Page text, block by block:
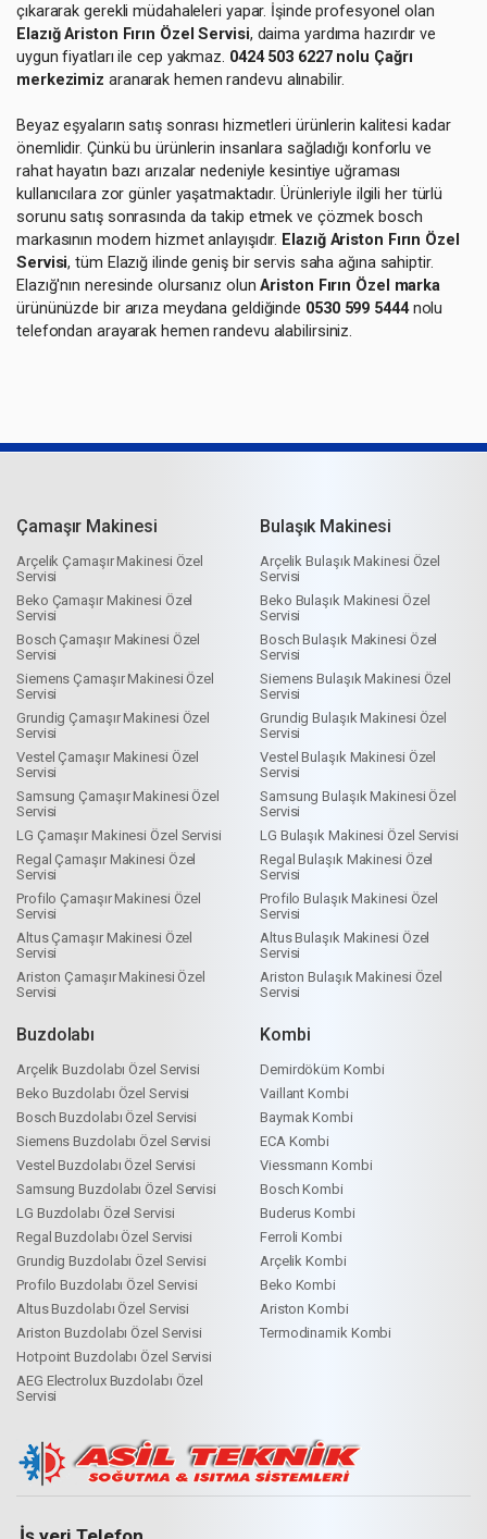
çıkararak gerekli müdahaleleri yapar. İşinde profesyonel olan
Elazığ Ariston Fırın Özel Servisi, daima yardıma hazırdır ve
uygun fiyatları ile cep yakmaz. 0424 503 6227 nolu Çağrı
merkezimiz aranarak hemen randevu alınabilir.
Beyaz eşyaların satış sonrası hizmetleri ürünlerin kalitesi kadar
önemlidir. Çünkü bu ürünlerin insanlara sağladığı konforlu ve
rahat hayatın bazı arızalar nedeniyle kesintiye uğraması
kullanıcılara zor günler yaşatmaktadır. Ürünleriyle ilgili her türlü
sorunu satış sonrasında da takip etmek ve çözmek bosch
markasının modern hizmet anlayışıdır. Elazığ Ariston Fırın Özel
Servisi, tüm Elazığ ilinde geniş bir servis saha ağına sahiptir.
Elazığ'nın neresinde olursanız olunAriston Fırın Özel marka
ürününüzde bir arıza meydana geldiğinde 0530 599 5444nolu
telefondan arayarak hemen randevu alabilirsiniz.
Çamaşır Makinesi
Arçelik Çamaşır Makinesi Özel
Servisi
Beko Çamaşır Makinesi Özel
Servisi
Bosch Çamaşır Makinesi Özel
Servisi
Siemens Çamaşır Makinesi Özel
Servisi
Grundig Çamaşır Makinesi Özel
Servisi
Vestel Çamaşır Makinesi Özel
Servisi
Samsung Çamaşır Makinesi Özel
Servisi
LG Çamaşır Makinesi Özel Servisi
Regal Çamaşır Makinesi Özel
Servisi
Profilo Çamaşır Makinesi Özel
Servisi
Altus Çamaşır Makinesi Özel
Servisi
Ariston Çamaşır Makinesi Özel
Servisi
Bulaşık Makinesi
Arçelik Bulaşık Makinesi Özel
Servisi
Beko Bulaşık Makinesi Özel
Servisi
Bosch Bulaşık Makinesi Özel
Servisi
Siemens Bulaşık Makinesi Özel
Servisi
Grundig Bulaşık Makinesi Özel
Servisi
Vestel Bulaşık Makinesi Özel
Servisi
Samsung Bulaşık Makinesi Özel
Servisi
LG Bulaşık Makinesi Özel Servisi
Regal Bulaşık Makinesi Özel
Servisi
Profilo Bulaşık Makinesi Özel
Servisi
Altus Bulaşık Makinesi Özel
Servisi
Ariston Bulaşık Makinesi Özel
Servisi
Buzdolabı
Arçelik Buzdolabı Özel Servisi
Beko Buzdolabı Özel Servisi
Bosch Buzdolabı Özel Servisi
Siemens Buzdolabı Özel Servisi
Vestel Buzdolabı Özel Servisi
Samsung Buzdolabı Özel Servisi
LG Buzdolabı Özel Servisi
Regal Buzdolabı Özel Servisi
Grundig Buzdolabı Özel Servisi
Profilo Buzdolabı Özel Servisi
Altus Buzdolabı Özel Servisi
Ariston Buzdolabı Özel Servisi
Hotpoint Buzdolabı Özel Servisi
AEG Electrolux Buzdolabı Özel
Servisi
Kombi
Demirdöküm Kombi
Vaillant Kombi
Baymak Kombi
ECA Kombi
Viessmann Kombi
Bosch Kombi
Buderus Kombi
Ferroli Kombi
Arçelik Kombi
Beko Kombi
Ariston Kombi
Termodinamik Kombi